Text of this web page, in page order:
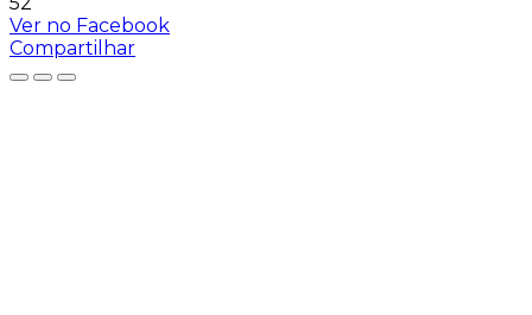
Ver no Facebook
Compartilhar